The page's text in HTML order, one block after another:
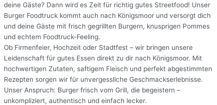
deine Gäste? Dann wird es Zeit für richtig gutes Streetfood! Unser
Burger Foodtruck kommt auch nach Königsmoor und versorgt dich
und deine Gäste mit frisch gegrillten Burgern, knusprigen Pommes
und echtem Foodtruck-Feeling.
Ob Firmenfeier, Hochzeit oder Stadtfest – wir bringen unsere
Leidenschaft für gutes Essen direkt zu dir nach Königsmoor. Mit
hochwertigen Zutaten, saftigem Fleisch und perfekt abgestimmten
Rezepten sorgen wir für unvergessliche Geschmackserlebnisse.
Unser Anspruch: Burger frisch vom Grill, die begeistern –
unkompliziert, authentisch und einfach lecker.